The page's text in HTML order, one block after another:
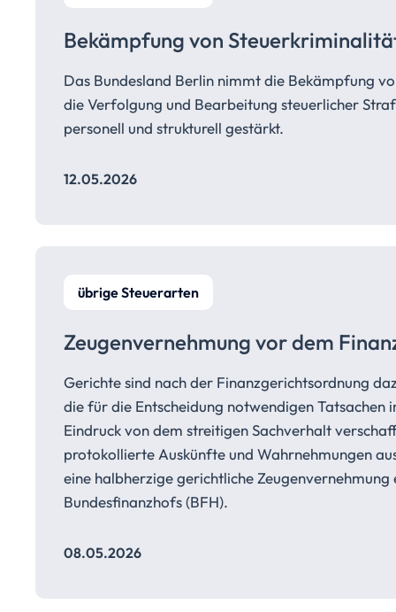
Bekämpfung von
Das Bundesland Berlin nimmt die Bekämpfung
die Verfolgung und Bearbeitung steuerlicher
personell und strukturell gestärkt.
12.05.2026
übrige Steuerarten
Zeugenvernehmung vor dem
Gerichte sind nach der Finanzgerichtsordnung
die für die Entscheidung notwendigen
Eindruck von dem streitigen Sachverhalt
protokollierte Auskünfte und Wahrnehmungen
eine halbherzige gerichtliche Zeugenvernehmung
Bundesfinanzhofs (BFH).
08.05.2026